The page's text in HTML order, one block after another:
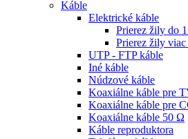
Káble
Elektrické káble
Prierez žily do
Prierez žily viac
UTP - FTP káble
Iné káble
Núdzové káble
Koaxiálne káble pre
Koaxiálne káble pre
Koaxiálne káble 50 Ω
Káble reproduktora